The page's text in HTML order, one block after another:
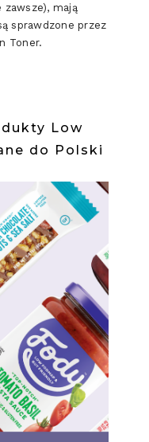
mają
sprawdzone przez
Toner.
Low
do Polski